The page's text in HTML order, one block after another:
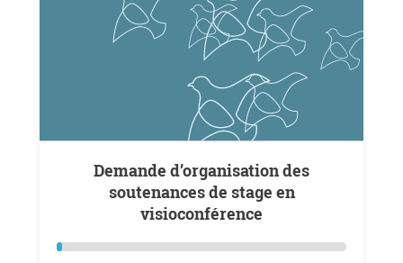
Demande d’organisation des
soutenances de stage en
visioconférence